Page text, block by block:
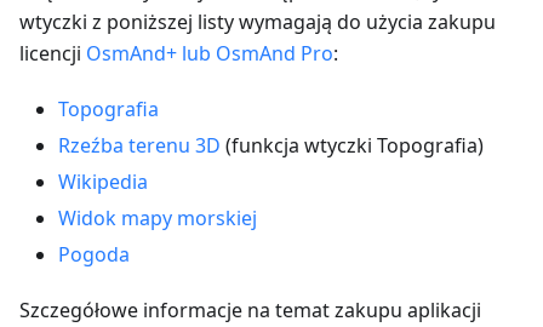
wtyczki z poniższej listy wymagają do użycia zakupu
licencji OsmAnd+ lub OsmAnd Pro:
Topografia
Rzeźba terenu 3D (funkcja wtyczki Topografia)
Wikipedia
Widok mapy morskiej
Pogoda
Szczegółowe informacje na temat zakupu aplikacji